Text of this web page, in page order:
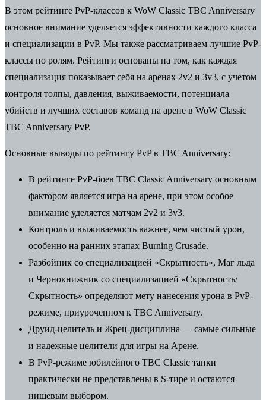
В этом рейтинге PvP-классов к WoW Classic TBC Anniversary
основное внимание уделяется эффективности каждого класса
и специализации в PvP. Мы также рассматриваем лучшие PvP-
классы по ролям. Рейтинги основаны на том, как каждая
специализация показывает себя на аренах 2v2 и 3v3, с учетом
контроля толпы, давления, выживаемости, потенциала
убийств и лучших составов команд на арене в WoW Classic
TBC Anniversary PvP.
Основные выводы по рейтингу PvP в TBC Anniversary:
В рейтинге PvP-боев TBC Classic Anniversary основным
фактором является игра на арене, при этом особое
внимание уделяется матчам 2v2 и 3v3.
Контроль и выживаемость важнее, чем чистый урон,
особенно на ранних этапах Burning Crusade.
Разбойник со специализацией «Скрытность», Маг льда
и Чернокнижник со специализацией «Скрытность/
Скрытность» определяют мету нанесения урона в PvP-
режиме, приуроченном к TBC Anniversary.
Друид-целитель и Жрец-дисциплина — самые сильные
и надежные целители для игры на Арене.
В PvP-режиме юбилейного TBC Classic танки
практически не представлены в S-тире и остаются
нишевым выбором.